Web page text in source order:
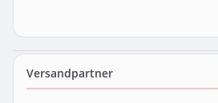
Versandpartner